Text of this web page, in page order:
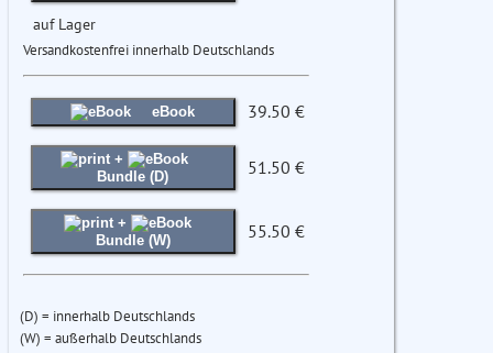
auf Lager
Versandkostenfrei innerhalb Deutschlands
eBook 39.50 €
+
Bundle (D)
51.50 €
+
Bundle (W)
55.50 €
(D) = innerhalb Deutschlands
(W) = außerhalb Deutschlands